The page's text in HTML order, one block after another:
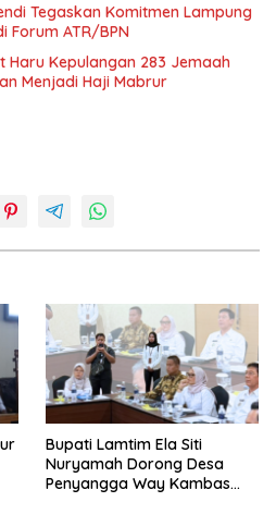
Tegaskan Komitmen Lampung
Forum ATR/BPN
Haru Kepulangan 283 Jemaah
Menjadi Haji Mabrur
Bupati Lamtim Ela Siti
Nuryamah Dorong Desa
Penyangga Way Kambas